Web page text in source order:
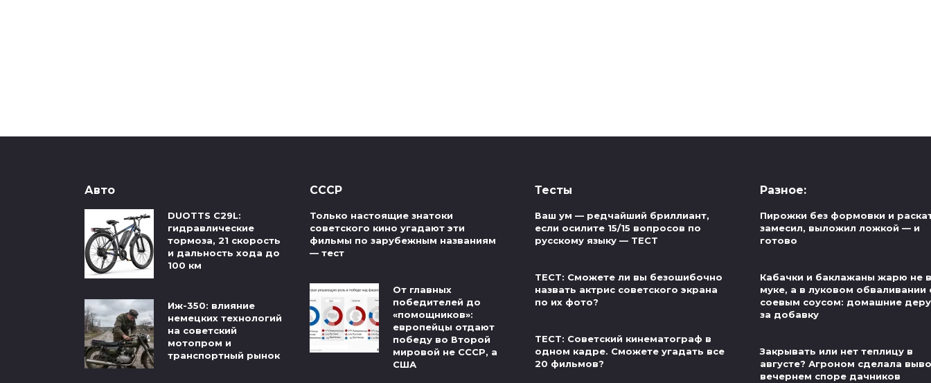
Авто
DUOTTS C29L:
гидравлические
тормоза, 21 скорость
и дальность хода до
100 км
Иж-350: влияние
немецких технологий
на советский
мотопром и
транспортный рынок
СССР
Только настоящие знатоки
советского кино угадают эти
фильмы по зарубежным названиям
— тест
От главных
победителей до
«помощников»:
европейцы отдают
победу во Второй
мировой не СССР, а
США
Тесты
Ваш ум — редчайший бриллиант,
если осилите 15/15 вопросов по
русскому языку — ТЕСТ
ТЕСТ: Сможете ли вы безошибочно
назвать актрис советского экрана
по их фото?
ТЕСТ: Советский кинематограф в
одном кадре. Сможете угадать все
20 фильмов?
Разное:
Пирожки без формовки и
замесил, выложил ложкой — и
готово
Кабачки и баклажаны жарю не в
муке, а в луковом обваливании
соевым соусом: домашние
за добавку
Закрывать или нет теплицу в
августе? Агроном сделала
вечернем споре дачников